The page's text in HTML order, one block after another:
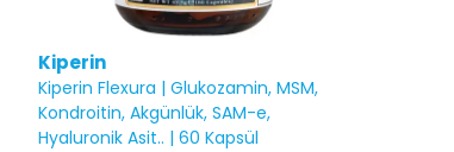
Kiperin
Kiperin Flexura | Glukozamin, MSM,
Kondroitin, Akgünlük, SAM-e,
Hyaluronik Asit.. | 60 Kapsül